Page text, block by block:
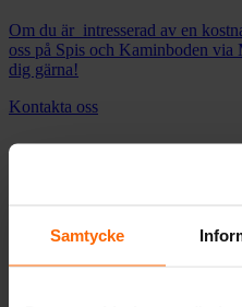
Samtycke
Om du är intresserad av en
oss på Spis och Kaminboden
dig gärna!
Kontakta oss
Tips och råd innan köp
Vi vet att köp av en vedspis eller
många överväganden. Vilken
verksamhet och hur kan du